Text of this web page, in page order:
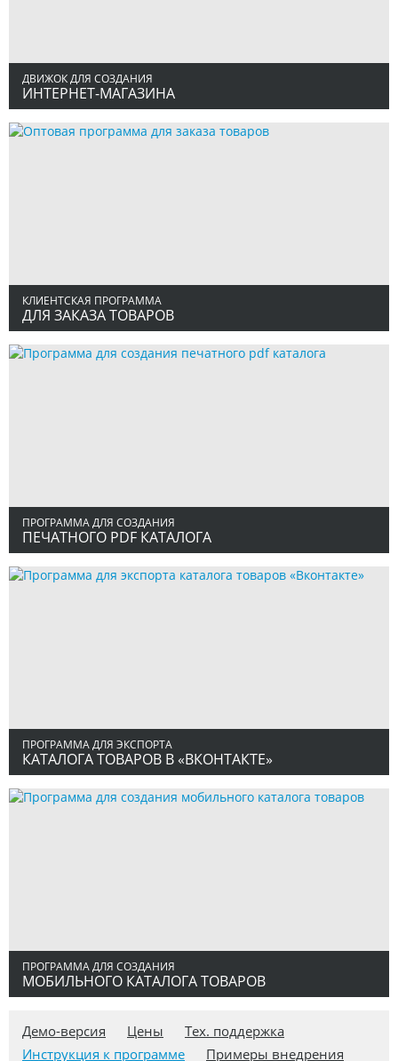
ДВИЖОК ДЛЯ СОЗДАНИЯ
ИНТЕРНЕТ-МАГАЗИНА
КЛИЕНТСКАЯ ПРОГРАММА
ДЛЯ ЗАКАЗА ТОВАРОВ
ПРОГРАММА ДЛЯ СОЗДАНИЯ
ПЕЧАТНОГО PDF КАТАЛОГА
ПРОГРАММА ДЛЯ ЭКСПОРТА
КАТАЛОГА ТОВАРОВ В «ВКОНТАКТЕ»
ПРОГРАММА ДЛЯ СОЗДАНИЯ
МОБИЛЬНОГО КАТАЛОГА ТОВАРОВ
Демо-версия Цены
Тех. поддержка
Инструкция к программе
Примеры внедрения